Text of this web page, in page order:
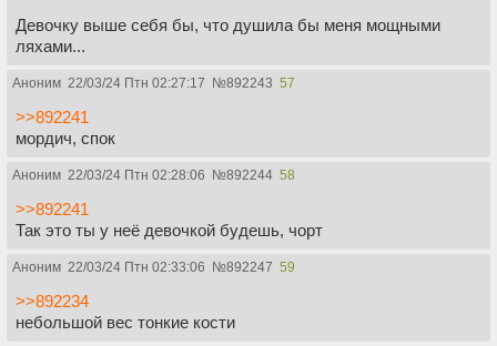
Девочку выше себя бы, что душила бы меня мощными
ляхами...
Аноним 22/03/24 Птн 02:27:17 №892243 57
>>892241
мордич, спок
Аноним 22/03/24 Птн 02:28:06 №892244 58
>>892241
Так это ты у неё девочкой будешь, чорт
Аноним 22/03/24 Птн 02:33:06 №892247 59
>>892234
небольшой вес тонкие кости